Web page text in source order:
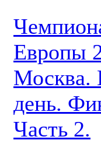
Европы
Москва.
день.
Часть 2.